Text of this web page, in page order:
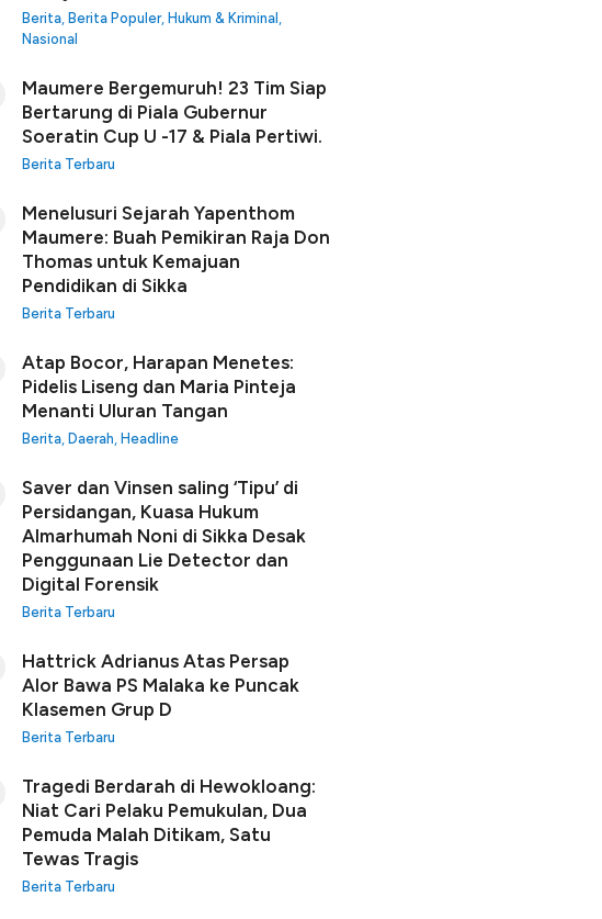
Berita, Berita Populer, Hukum & Kriminal ,
Nasional
Maumere Bergemuruh! 23 Tim Siap
Bertarung di Piala Gubernur
Soeratin Cup U -17 & Piala Pertiwi.
Berita Terbaru
Menelusuri Sejarah Yapenthom
Maumere: Buah Pemikiran Raja Don
Thomas untuk Kemajuan
Pendidikan di Sikka
Berita Terbaru
Atap Bocor, Harapan Menetes:
Pidelis Liseng dan Maria Pinteja
Menanti Uluran Tangan
Berita, Daerah, Headline
Saver dan Vinsen saling ‘Tipu’ di
Persidangan, Kuasa Hukum
Almarhumah Noni di Sikka Desak
Penggunaan Lie Detector dan
Digital Forensik
Berita Terbaru
Hattrick Adrianus Atas Persap
Alor Bawa PS Malaka ke Puncak
Klasemen Grup D
Berita Terbaru
Tragedi Berdarah di Hewokloang:
Niat Cari Pelaku Pemukulan, Dua
Pemuda Malah Ditikam, Satu
Tewas Tragis
Berita Terbaru